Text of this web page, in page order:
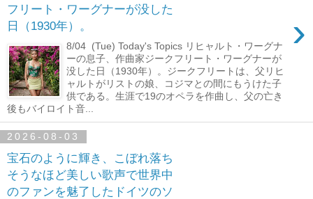
フリート・ワーグナーが没した
日（1930年）。
›
8/04 (Tue) Today's Topics リヒャルト・ワーグナ
ーの息子、作曲家ジークフリート・ワーグナーが
没した日（1930年）。ジークフリートは、父リヒ
ャルトがリストの娘、コジマとの間にもうけた子
供である。生涯で19のオペラを作曲し、父の亡き
後もバイロイト音...
2026-08-03
宝石のように輝き、こぼれ落ち
そうなほど美しい歌声で世界中
のファンを魅了したドイツのソ